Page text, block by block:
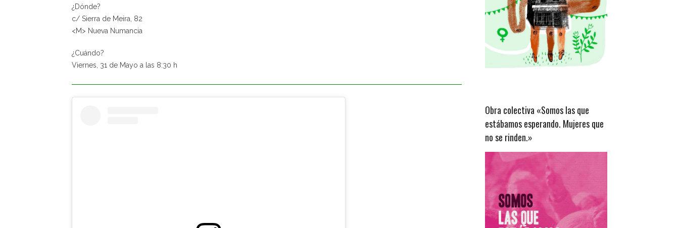
¿Dónde?
c/ Sierra de Meira, 82
<M> Nueva Numancia
¿Cuándo?
Viernes, 31 de Mayo a las 8:30 h
Obra colectiva «Somos las que
estábamos esperando. Mujeres que
no se rinden.»